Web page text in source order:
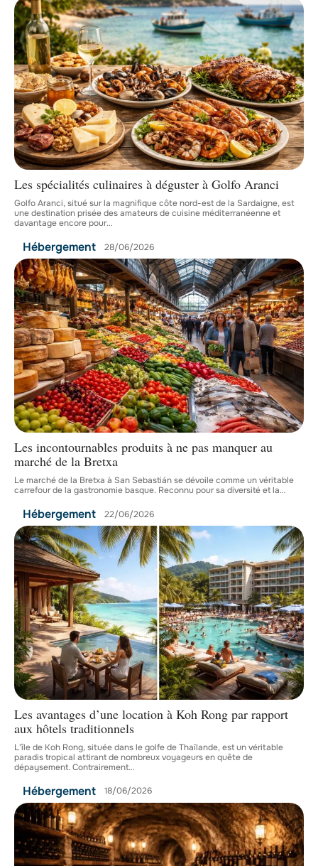
Les spécialités culinaires à déguster à Golfo Aranci
Golfo Aranci, situé sur la magnifique côte nord-est de la Sardaigne, est
une destination prisée des amateurs de cuisine méditerranéenne et
davantage encore pour…
Hébergement 28/06/2026
Les incontournables produits à ne pas manquer au
marché de la Bretxa
Le marché de la Bretxa à San Sebastián se dévoile comme un véritable
carrefour de la gastronomie basque. Reconnu pour sa diversité et la…
Hébergement 22/06/2026
Les avantages d’une location à Koh Rong par rapport
aux hôtels traditionnels
L'île de Koh Rong, située dans le golfe de Thaïlande, est un véritable
paradis tropical attirant de nombreux voyageurs en quête de
dépaysement. Contrairement…
Hébergement 18/06/2026